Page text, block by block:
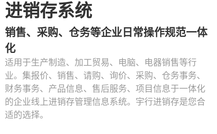
进销存系统
销售、采购、仓务等企业日常操作规范一体
化
适用于生产制造、加工贸易、电脑、电器销售等行
业。集报价、销售、请购、询价、采购、仓务事务、
财务事务、产品信息、售后服务、项目信息于一体化
的企业线上进销存管理信息系统。宇行进销存是您合
适的选择。